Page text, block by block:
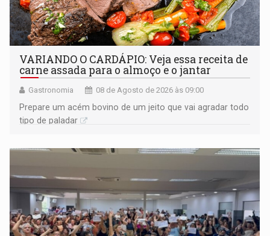
VARIANDO O CARDÁPIO: Veja essa receita de
carne assada para o almoço e o jantar
Gastronomia 08 de Agosto de 2026 às 09:00
Prepare um acém bovino de um jeito que vai agradar todo
tipo de paladar